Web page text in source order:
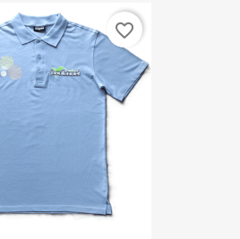
favorite_border